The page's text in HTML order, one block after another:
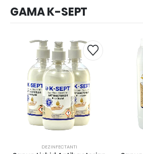
GAMA K-SEPT
DEZINFECTANTI